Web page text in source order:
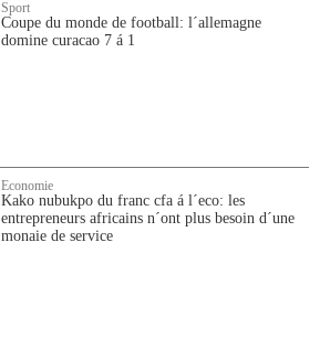
Sport
Coupe du monde de football: l´allemagne
domine curacao 7 á 1
Economie
Kako nubukpo du franc cfa á l´eco: les
entrepreneurs africains n´ont plus besoin d´une
monaie de service